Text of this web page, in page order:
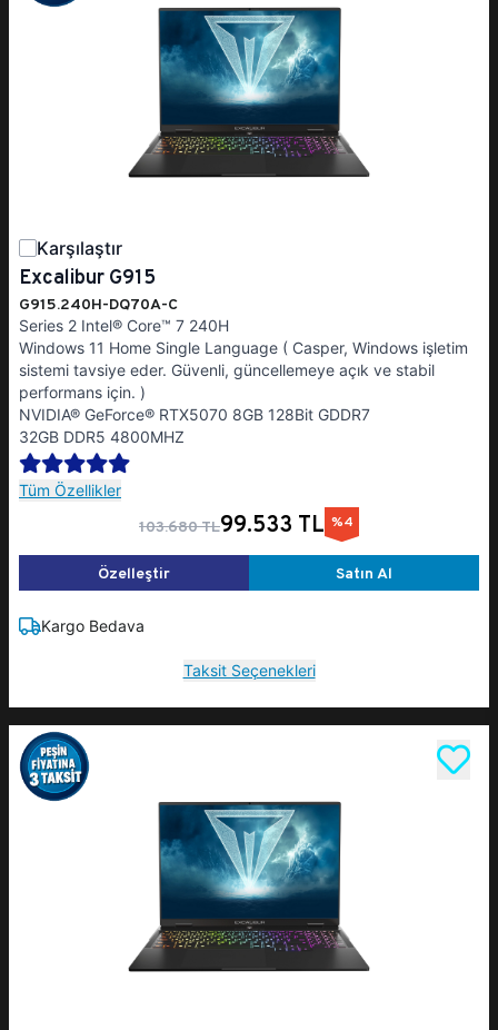
Karşılaştır
Excalibur G915
G915.240H-DQ70A-C
Series 2 Intel® Core™ 7 240H
Windows 11 Home Single Language ( Casper, Windows işletim
sistemi tavsiye eder. Güvenli, güncellemeye açık ve stabil
performans için. )
NVIDIA® GeForce® RTX5070 8GB 128Bit GDDR7
32GB DDR5 4800MHZ
Tüm Özellikler
103.680 TL99.533 TL %4
Özelleştir Satın Al
Kargo Bedava
Taksit Seçenekleri